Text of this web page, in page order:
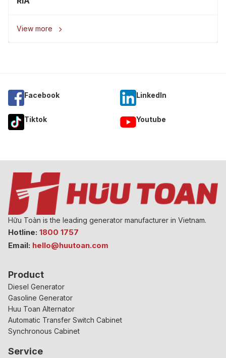
View more 
Facebook Linkedln
Tiktok Youtube
Hữu Toàn is the leading generator manufacturer in Vietnam.
Hotline: 1800 1757
Email: hello@huutoan.com
Product
Diesel Generator
Gasoline Generator
Huu Toan Alternator
Automatic Transfer Switch Cabinet
Synchronous Cabinet
Service